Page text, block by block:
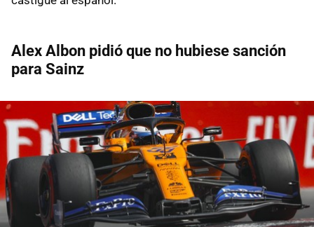
Alex Albon pidió que no hubiese sanción
para Sainz